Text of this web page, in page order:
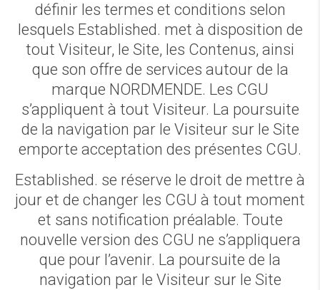
définir les termes et conditions selon
lesquels Established. met à disposition de
tout Visiteur, le Site, les Contenus, ainsi
que son offre de services autour de la
marque NORDMENDE. Les CGU
s’appliquent à tout Visiteur. La poursuite
de la navigation par le Visiteur sur le Site
emporte acceptation des présentes CGU.
Established. se réserve le droit de mettre à
jour et de changer les CGU à tout moment
et sans notification préalable. Toute
nouvelle version des CGU ne s’appliquera
que pour l’avenir. La poursuite de la
navigation par le Visiteur sur le Site